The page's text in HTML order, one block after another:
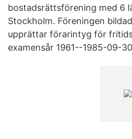
bostadsrättsförening med 6
Stockholm. Föreningen
upprättar förarintyg för
examensår 1961--1985-09-